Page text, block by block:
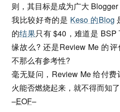
则，其目标是成为广大 Blogger
我比较好奇的是 Keso 的Blog
的结果只有 $40，难道是
缘故么? 还是Review Me 的
不那么有参考性?
毫无疑问，Review Me 给付
火能否燃烧起来，就不得而知了
–EOF–